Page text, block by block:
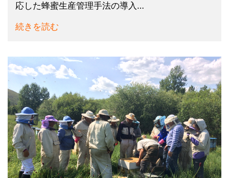
応した蜂蜜生産管理手法の導入…
続きを読む